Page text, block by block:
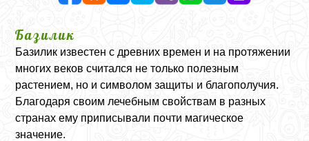
Базилик
Базилик известен с древних времен и на протяжении
многих веков считался не только полезным
растением, но и символом защиты и благополучия.
Благодаря своим лечебным свойствам в разных
странах ему приписывали почти магическое
значение.